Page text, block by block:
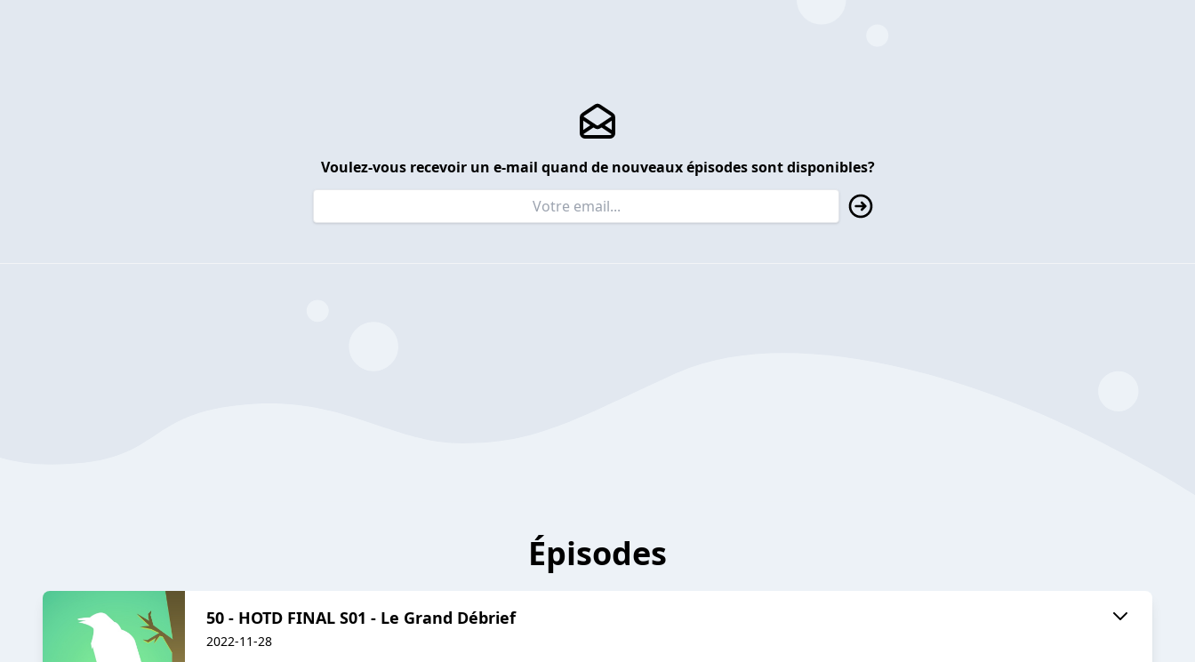
Voulez-vous recevoir un e-mail quand de nouveaux épisodes sont disponibles?
Épisodes
50 - HOTD FINAL S01 - Le Grand Débrief
2022-11-28